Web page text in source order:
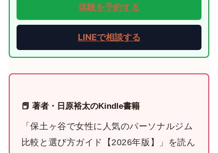
体験を予約する
LINEで相談する
📕 著者・日原裕太のKindle書籍
「保土ヶ谷で女性に人気のパーソナルジム
比較と選び方ガイド【2026年版】」を読ん